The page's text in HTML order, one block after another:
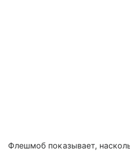
Флешмоб показывает,